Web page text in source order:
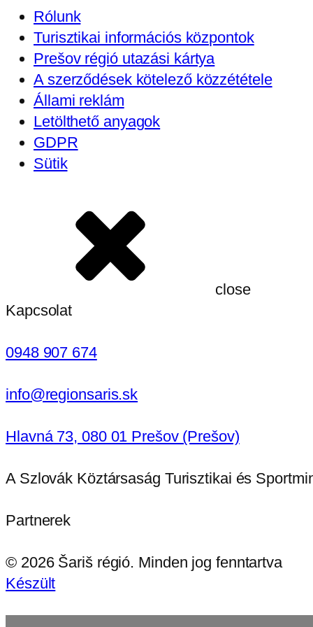
Rólunk
Turisztikai információs központok
Prešov régió utazási kártya
A szerződések kötelező közzététele
Állami reklám
Letölthető anyagok
GDPR
Sütik
close
Kapcsolat
0948 907 674
info@regionsaris.sk
Hlavná 73, 080 01 Prešov (Prešov)
A Szlovák Köztársaság Turisztikai és
Partnerek
© 2026Šariš régió. Minden jog fenntartva
Készült